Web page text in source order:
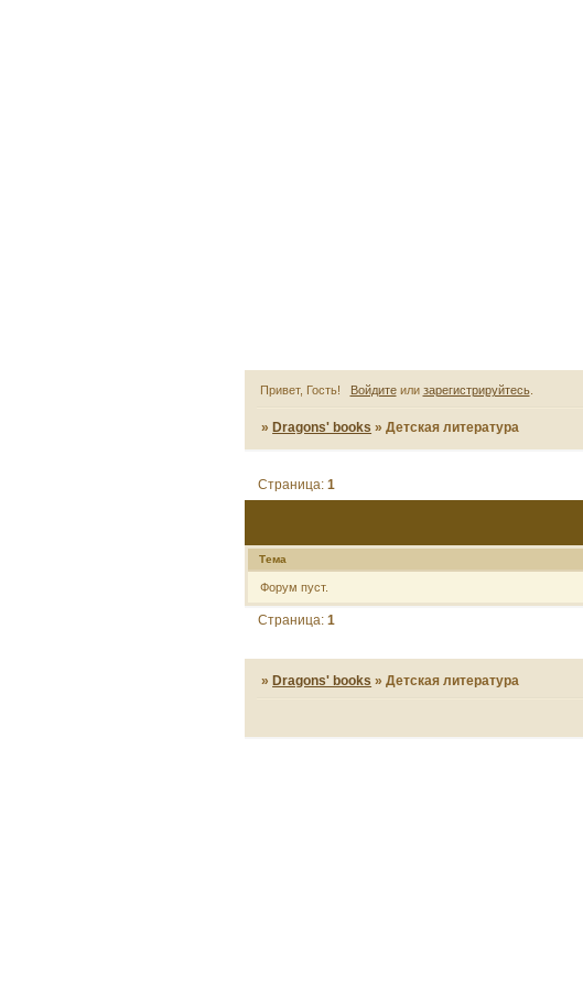
Привет, Гость! Войдитеили зарегистрируйтесь.
»Dragons' books »Детская литература
Страница:1
Тема
Форум пуст.
Страница:1
» Dragons' books »Детская литература